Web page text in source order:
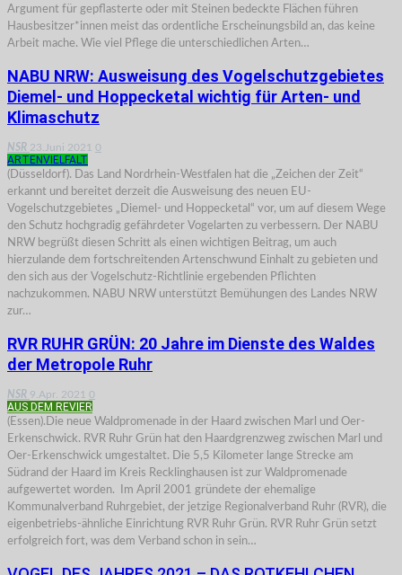
Argument für gepflasterte oder mit Steinen bedeckte Flächen führen
Hausbesitzer*innen meist das ordentliche Erscheinungsbild an, das keine
Arbeit mache. Wie viel Pflege die unterschiedlichen Arten…
NABU NRW: Ausweisung des Vogelschutzgebietes
Diemel- und Hoppecketal wichtig für Arten- und
Klimaschutz
NSR 23.Juni 2021 0
ARTENVIELFALT
(Düsseldorf). Das Land Nordrhein-Westfalen hat die „Zeichen der Zeit“
erkannt und bereitet derzeit die Ausweisung des neuen EU-
Vogelschutzgebietes „Diemel- und Hoppecketal“ vor, um auf diesem Wege
den Schutz hochgradig gefährdeter Vogelarten zu verbessern. Der NABU
NRW begrüßt diesen Schritt als einen wichtigen Beitrag, um auch
hierzulande dem fortschreitenden Artenschwund Einhalt zu gebieten und
den sich aus der Vogelschutz-Richtlinie ergebenden Pflichten
nachzukommen. NABU NRW unterstützt Bemühungen des Landes NRW
zur…
RVR RUHR GRÜN: 20 Jahre im Dienste des Waldes
der Metropole Ruhr
NSR 9.Apr. 2021 0
AUS DEM REVIER
(Essen).Die neue Waldpromenade in der Haard zwischen Marl und Oer-
Erkenschwick. RVR Ruhr Grün hat den Haardgrenzweg zwischen Marl und
Oer-Erkenschwick umgestaltet. Die 5,5 Kilometer lange Strecke am
Südrand der Haard im Kreis Recklinghausen ist zur Waldpromenade
aufgewertet worden. Im April 2001 gründete der ehemalige
Kommunalverband Ruhrgebiet, der jetzige Regionalverband Ruhr (RVR), die
eigenbetriebs-ähnliche Einrichtung RVR Ruhr Grün. RVR Ruhr Grün setzt
erfolgreich fort, was dem Verband schon in sein…